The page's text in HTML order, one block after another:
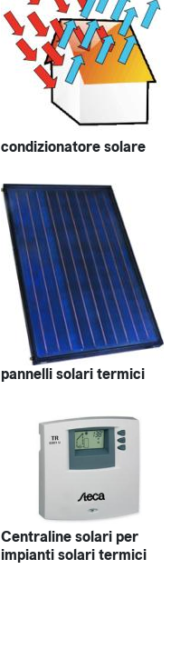
condizionatore solare
pannelli solari termici
Centraline solari per
impianti solari termici